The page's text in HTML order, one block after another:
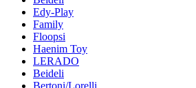
Edy-Play
Family
Floopsi
Haenim Toy
LERADO
Beideli
Bertoni/Lorelli